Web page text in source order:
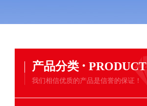
产品分类 · PRODUCT
我们相信优质的产品是信誉的保证！